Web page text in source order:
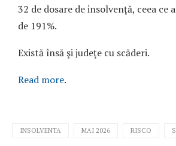
32 de dosare de insolvenţă, ceea ce
de 191%.
Există însă şi judeţe cu scăderi.
Read more.
INSOLVENTA MAI 2026 RISCO